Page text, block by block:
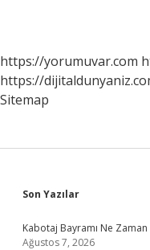
https://yorumuvar.com
https://
Sitemap
Sidebar
Son Yazılar
Kabotaj Bayramı Ne Zaman
Ağustos 7, 2026